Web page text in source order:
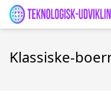
Klassiske-